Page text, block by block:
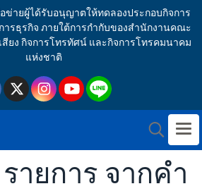
ข่ายผู้ได้รับอนุญาตให้ทดลองประกอบกิจการ
ารธุรกิจ ภายใต้การกำกับของสำนักงานคณะ
สียง กิจการโทรทัศน์ และกิจการโทรคมนาคม
แห่งชาติ
ายการ จากคำ